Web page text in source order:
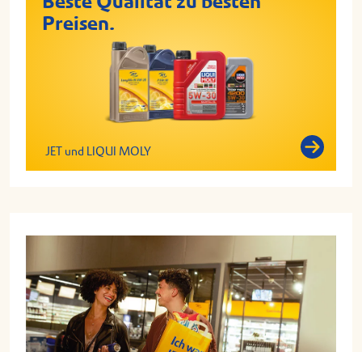
Preisen.
JET und LIQUI MOLY